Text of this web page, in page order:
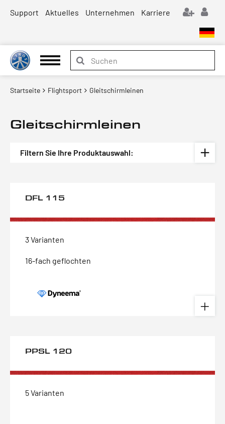
Support Aktuelles Unternehmen Karriere
Startseite Flightsport Gleitschirmleinen
Gleitschirmleinen
Filtern Sie Ihre Produktauswahl:
DFL 115
3 Varianten
16-fach geflochten
PPSL 120
5 Varianten